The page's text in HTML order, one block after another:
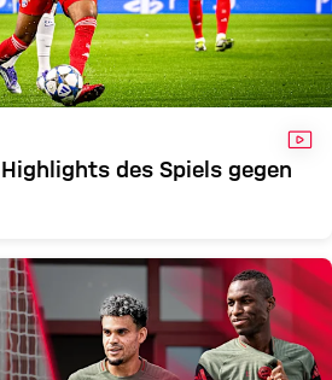
des Spiels gegen